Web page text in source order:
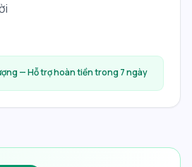
— Hỗ trợ hoàn tiền trong 7 ngày